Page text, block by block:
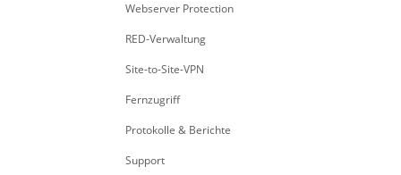
Webserver Protection
RED-Verwaltung
Site-to-Site-VPN
Fernzugriff
Protokolle & Berichte
Support